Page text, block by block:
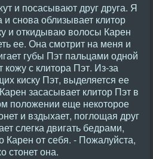
и посасывают друг друга. Я
снова облизывает клитор
и откидываю волосы Карен
ее. Она смотрит на меня и
губы Пэт пальцами одной
кожу с клитора Пэт. Из-за
киску Пэт, выделяется ее
засасывает клитор Пэт в
положении еще некоторое
и вздыхает, поглощая друг
слегка двигать бедрами,
Карен от себя. - Пожалуйста,
стонет она.